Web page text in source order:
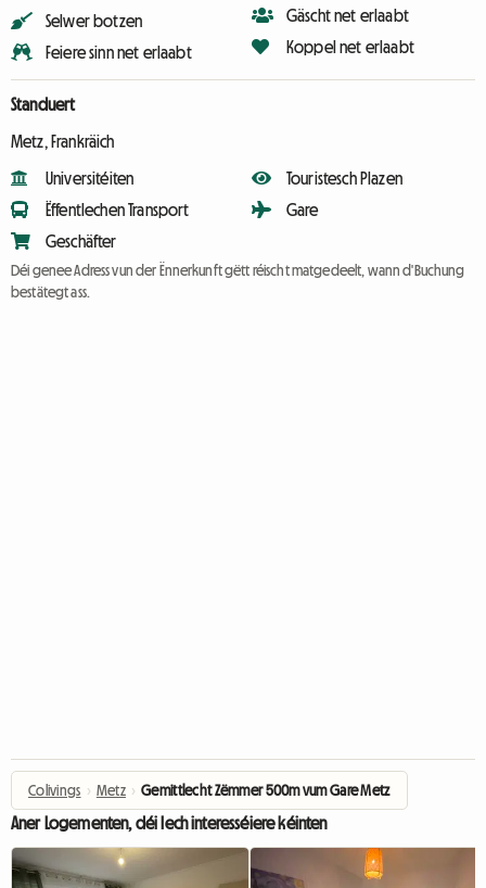
Selwer botzen
Feiere sinn net erlaabt
Gäscht net erlaabt
Koppel net erlaabt
Standuert
Metz, Frankräich
Universitéiten
Ëffentlechen Transport
Geschäfter
Touristesch Plazen
Gare
Déi genee Adress vun der Ënnerkunft gëtt réischt matgedeelt, wann d'Buchung
bestätegt ass.
Colivings › Metz › Gemittlecht Zëmmer 500m vum Gare Metz
Aner Logementen, déi Iech interesséiere kéinten